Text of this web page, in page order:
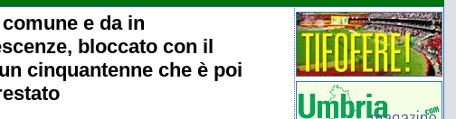
e da in
bloccato con il
cinquantenne che è poi